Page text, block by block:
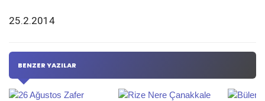
25.2.2014
BENZER YAZILAR